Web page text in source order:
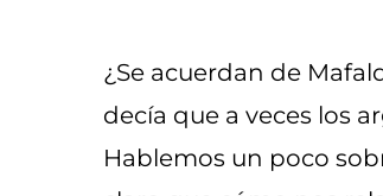
¿Se acuerdan de
decía que a veces los
Hablemos un poco